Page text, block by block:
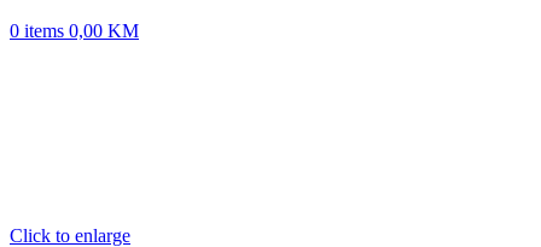
0 items 0,00 KM
Click to enlarge